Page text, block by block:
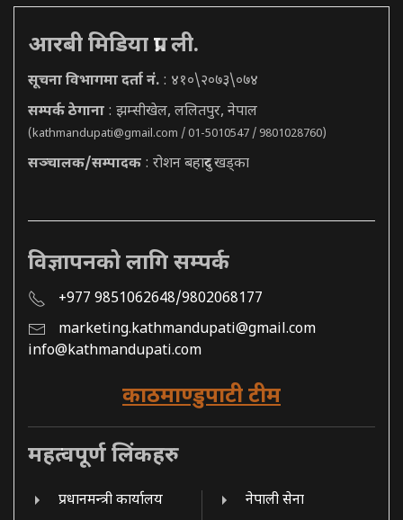
आरबी मिडिया प्रा. ली.
सूचना विभागमा दर्ता नं. : ४१०\२०७३\०७४
सम्पर्क ठेगाना : झम्सीखेल, ललितपुर, नेपाल
(kathmandupati@gmail.com / 01-5010547 / 9801028760)
सञ्चालक/सम्पादक : रोशन बहादुर खड्का
विज्ञापनको लागि सम्पर्क
+977 9851062648/9802068177
marketing.kathmandupati@gmail.com
info@kathmandupati.com
काठमाण्डुपाटी टीम
महत्वपूर्ण लिंकहरु
प्रधानमन्त्री कार्यालय नेपाली सेना